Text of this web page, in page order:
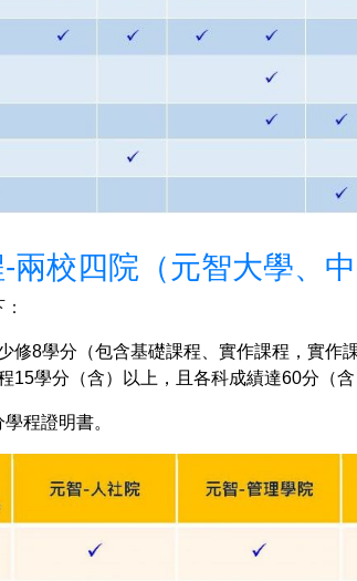
兩校四院（元智大學、中
修8學分（包含基礎課程、實作課程，實作
15學分（含）以上，且各科成績達60分（
程證明書。